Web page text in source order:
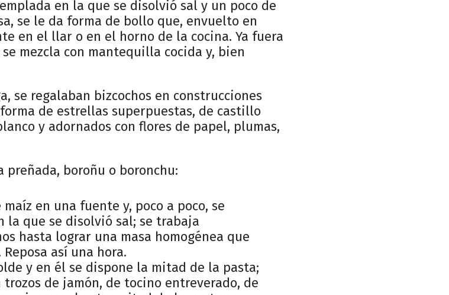
en la que se disolvió sal y un poco de
se le da forma de bollo que, envuelto en
en el llar o en el horno de la cocina. Ya fuera
mezcla con mantequilla cocida y, bien
se regalaban bizcochos en construcciones
de estrellas superpuestas, de castillo
y adornados con flores de papel, plumas,
boroñu o boronchu:
en una fuente y, poco a poco, se
la que se disolvió sal; se trabaja
hasta lograr una masa homogénea que
así una hora.
y en él se dispone la mitad de la pasta;
de jamón, de tocino entreverado, de